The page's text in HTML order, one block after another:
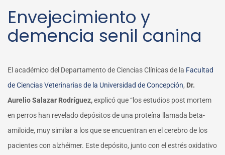
Envejecimiento y
demencia senil canina
El académico del Departamento de Ciencias Clínicas de la Facultad
de Ciencias Veterinarias de la Universidad de Concepción, Dr.
Aurelio Salazar Rodríguez,explicó que “los estudios post mortem
en perros han revelado depósitos de una proteína llamada beta-
amiloide, muy similar a los que se encuentran en el cerebro de los
pacientes con alzhéimer. Este depósito, junto con el estrés oxidativo